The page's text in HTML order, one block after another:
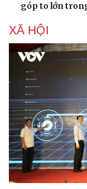
góp to lớn
XÃ HỘI